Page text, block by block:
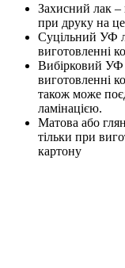
Захисний лак –
при друку на
Суцільний УФ
виготовленні
Вибірковий УФ
виготовленні
також може
ламінацією.
Матова або
тільки при
картону